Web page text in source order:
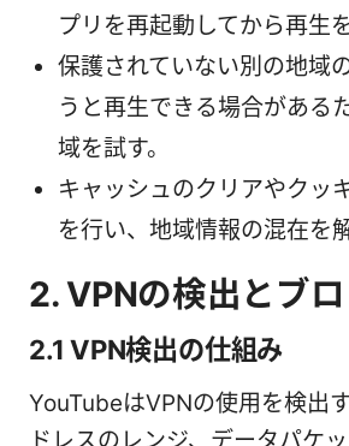
プリを再起動してから再生
保護されていない別の地域
うと再生できる場合がある
域を試す。
キャッシュのクリアやクッ
を行い、地域情報の混在を
2. VPNの検出とブ
2.1 VPN検出の仕組み
YouTubeはVPNの使用を検出
ドレスのレンジ、データパケ